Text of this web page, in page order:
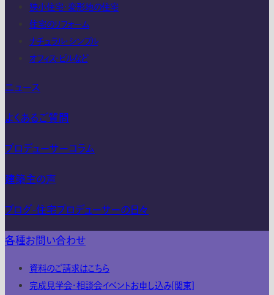
狭小住宅・変形地の住宅
住宅のリフォーム
ナチュラル・シンプル
オフィス・ビルなど
ニュース
よくあるご質問
プロデューサーコラム
建築主の声
ブログ-住宅プロデューサーの日々
各種お問い合わせ
資料のご請求はこちら
完成見学会・相談会イベントお申し込み[関東]